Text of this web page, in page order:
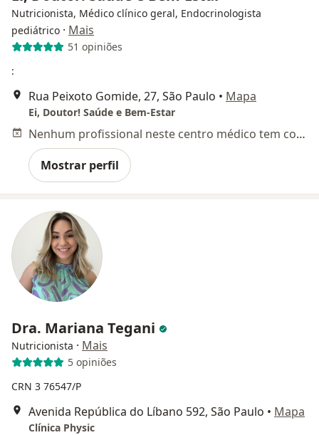
Nutricionista, Médico clínico geral, Endocrinologista
pediátrico · Mais
51 opiniões
:
Rua Peixoto Gomide, 27, São Paulo • Mapa
Ei, Doutor! Saúde e Bem-Estar
Nenhum profissional neste centro médico tem consultas disponíveis
Mostrar perfil
Dra. Mariana Tegani
Nutricionista · Mais
5 opiniões
CRN 3 76547/P
Avenida República do Líbano 592, São Paulo • Mapa
Clínica Physic